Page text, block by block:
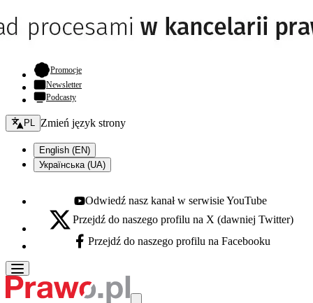
Promocje- otwiera się w nowej karcie
Newsletter
Podcasty
Zmień język - bieżący:
PL Zmień język strony
English (EN)
Українська (UA)
Youtube - otwiera się w nowej karcie
Odwiedź nasz kanał w serwisie YouTube
X - otwiera się w nowej karcie
Przejdź do naszego profilu na X (dawniej Twitter)
Facebook - otwiera się w nowej karcie
Przejdź do naszego profilu na Facebooku